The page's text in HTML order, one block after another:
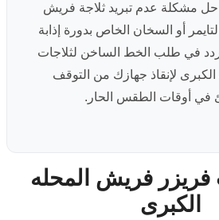
مشكلة عدم تبريد ثلاجة فريش
أو السخان الخاص بدورة إذابة
تتردد في طلب الخط الساخن لثلاجات
لإنقاذ جهازك من التوقف
في أوقات الطقس الحار.
فريزر فريش المحله
الكبرى